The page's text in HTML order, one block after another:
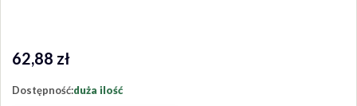
Cena
62,88 zł
Dostępność:duża ilość